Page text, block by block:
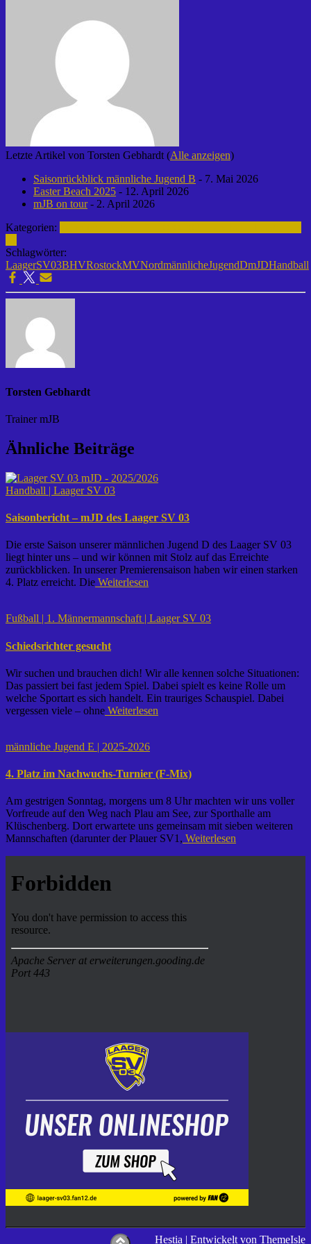
Letzte Artikel von Torsten Gebhardt(Alle anzeigen)
Saisonrückblick männliche Jugend B - 7. Mai 2026
Easter Beach 2025 - 12. April 2026
mJB on tour- 2. April 2026
Kategorien:
Schlagwörter:
LaagerSV03BHVRostockMVNordmännlicheJugendDmJDHandball
Torsten Gebhardt
Trainer mJB
Ähnliche Beiträge
Handball | Laager SV 03
Saisonbericht – mJD des Laager SV 03
Die erste Saison unserer männlichen Jugend D des Laager SV 03
liegt hinter uns – und wir können mit Stolz auf das Erreichte
zurückblicken. In unserer Premierensaison haben wir einen starken
4. Platz erreicht. Die Weiterlesen
Fußball | 1. Männermannschaft | Laager SV 03
Schiedsrichter gesucht
Wir suchen und brauchen dich! Wir alle kennen solche Situationen:
Das passiert bei fast jedem Spiel. Dabei spielt es keine Rolle um
welche Sportart es sich handelt. Ein trauriges Schauspiel. Dabei
vergessen viele – ohne Weiterlesen
männliche Jugend E | 2025-2026
4. Platz im Nachwuchs-Turnier (F-Mix)
Am gestrigen Sonntag, morgens um 8 Uhr machten wir uns voller
Vorfreude auf den Weg nach Plau am See, zur Sporthalle am
Klüschenberg. Dort erwartete uns gemeinsam mit sieben weiteren
Mannschaften (darunter der Plauer SV1, Weiterlesen
Hestia | Entwickelt von ThemeIsle